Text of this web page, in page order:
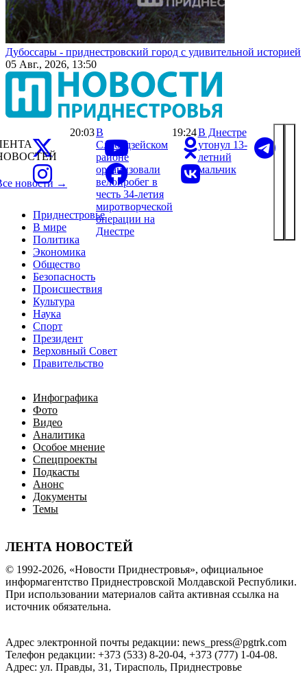
Дубоссары - приднестровский город с удивительной историей
05 Авг., 2026, 13:50
Приднестровье
В мире
Политика
Экономика
Общество
Безопасность
Происшествия
Культура
Наука
Спорт
Президент
Верховный Совет
Правительство
Инфографика
Фото
Видео
Аналитика
Особое мнение
Спецпроекты
Подкасты
Анонс
Документы
Темы
ЛЕНТА НОВОСТЕЙ
новости →
20:03В
Слободзейском
районе
организовали
велопробег в
честь 34-летия
миротворческой
операции на
Днестре
19:24В Днестре
утонул 13-
летний
мальчик
© 1992-2026, «Новости Приднестровья», официальное
информагентство Приднестровской Молдавской Республики.
При использовании материалов сайта активная ссылка на
источник обязательна.
Адрес электронной почты редакции: news_press@pgtrk.com
Телефон редакции: +373 (533) 8-20-04, +373 (777) 1-04-08.
Адрес: ул. Правды, 31, Тирасполь, Приднестровье